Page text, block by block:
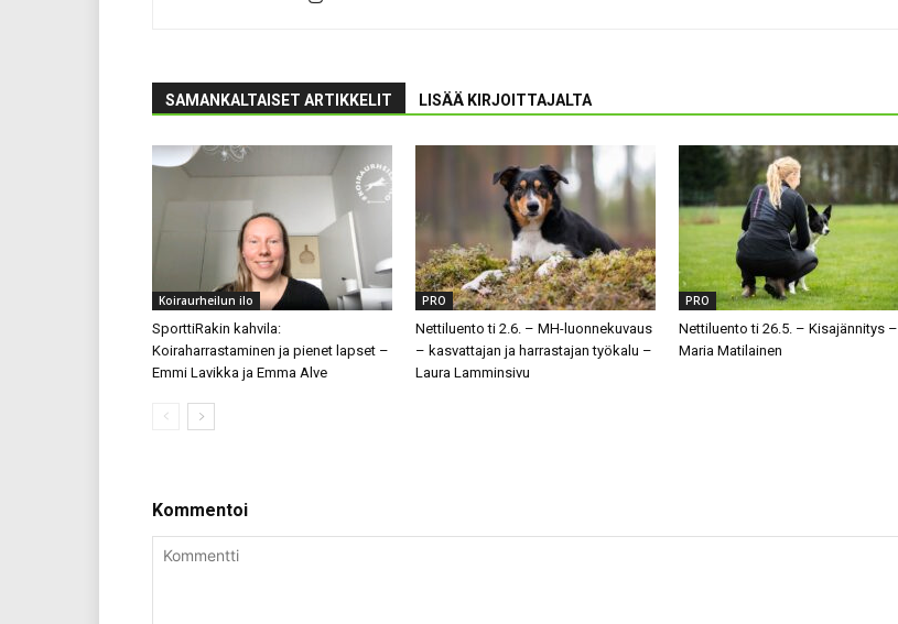
SAMANKALTAISET ARTIKKELIT LISÄÄ KIRJOITTAJALTA
Koiraurheilun ilo
SporttiRakin kahvila:
Koiraharrastaminen ja pienet lapset –
Emmi Lavikka ja Emma Alve
PRO
Nettiluento ti 2.6. – MH-luonnekuvaus
– kasvattajan ja harrastajan työkalu –
Laura Lamminsivu
PRO
Nettiluento ti 26.5. – Kisajännitys –
Maria Matilainen
Kommentoi